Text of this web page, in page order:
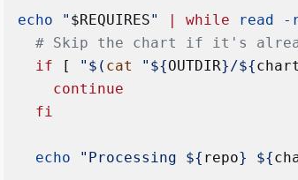
echo " $REQUIRES" | while read -
# Skip the chart if it's
  if
[ "$( cat "${OUTDIR}/${chart
    continue
  fi
  echo
"Processing ${ repo} ${